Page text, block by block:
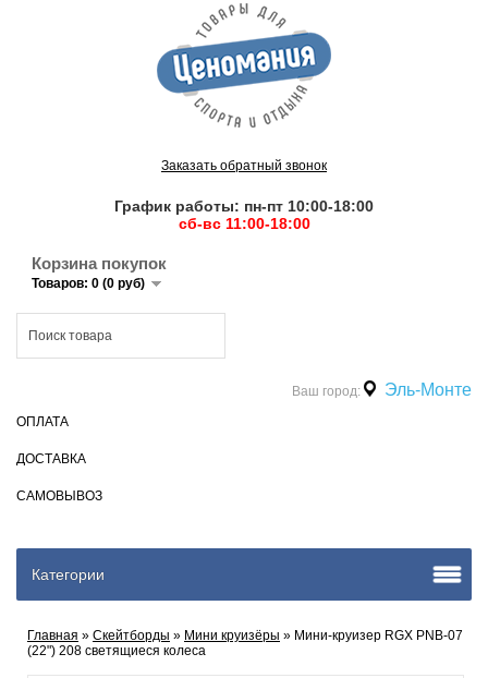
Заказать обратный звонок
График работы: пн-пт 10:00-18:00
сб-вс 11:00-18:00
Корзина покупок
Товаров: 0 (0 руб)
Ваш город: Эль-Монте
ОПЛАТА
ДОСТАВКА
САМОВЫВОЗ
Категории
Главная » Скейтборды » Мини круизёры » Мини-круизер RGX PNB-07
(22") 208 светящиеся колеса